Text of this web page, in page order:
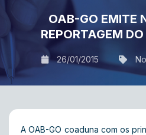
OAB-GO EMITE
REPORTAGEM
26/01/2015
A OAB-GO coaduna com os